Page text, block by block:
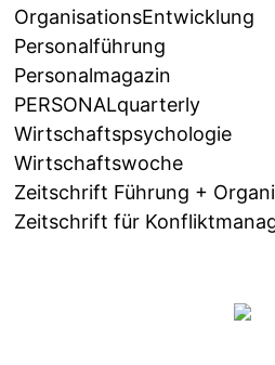
OrganisationsEntwicklung
Personalführung
Personalmagazin
PERSONALquarterly
Wirtschaftspsychologie
Wirtschaftswoche
Zeitschrift Führung +
Zeitschrift für